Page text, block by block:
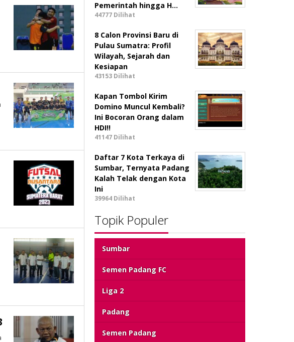
Pemerintah hingga H…
44777 Dilihat
8 Calon Provinsi Baru di
Pulau Sumatra: Profil
Wilayah, Sejarah dan
Kesiapan
43153 Dilihat
Kapan Tombol Kirim
Domino Muncul Kembali?
Ini Bocoran Orang dalam
HDI!!
41147 Dilihat
Daftar 7 Kota Terkaya di
Sumbar, Ternyata Padang
Kalah Telak dengan Kota
Ini
39964 Dilihat
Topik Populer
Sumbar
Semen Padang FC
Liga 2
Padang
Semen Padang